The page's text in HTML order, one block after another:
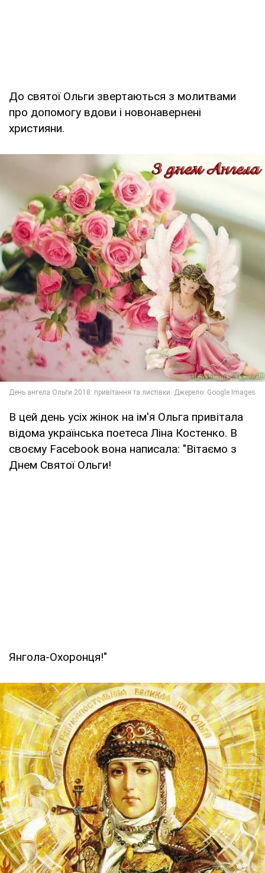
До святої Ольги звертаються з молитвами
про допомогу вдови і новонавернені
християни.
В цей день усіх жінок на ім'я Ольга привітала
відома українська поетеса Ліна Костенко. В
своєму Facebook вона написала: "Вітаємо з
Днем Святої Ольги!
Янгола-Охоронця!"